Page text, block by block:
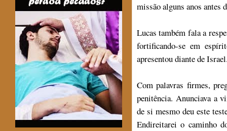
missão alguns anos antes
Lucas também fala a
fortificando-se em
apresentou diante de
Com palavras firmes,
penitência. Anunciava a
de si mesmo deu este
Endireitarei o caminho